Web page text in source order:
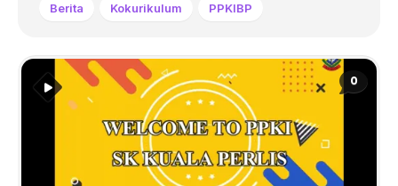
Berita Kokurikulum PPKIBP
0